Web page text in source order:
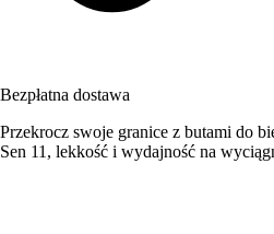
Bezpłatna dostawa
Przekrocz swoje granice z butami do
Sen 11, lekkość i wydajność na